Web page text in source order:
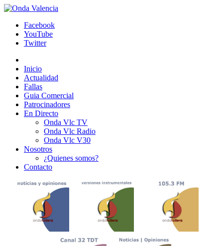
Facebook
YouTube
Twitter
Inicio
Actualidad
Fallas
Guia Comercial
Patrocinadores
En Directo
Onda Vlc TV
Onda Vlc Radio
Onda Vlc V30
Nosotros
¿Quienes somos?
Contacto